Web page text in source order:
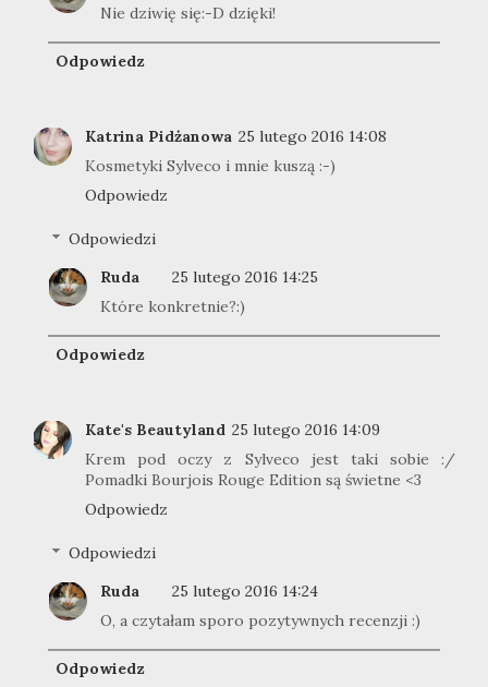
Nie dziwię się:-D dzięki!
Odpowiedz
Katrina Pidżanowa 25 lutego 2016 14:08
Kosmetyki Sylveco i mnie kuszą :-)
Odpowiedz
Odpowiedzi
Ruda
25 lutego 2016 14:25
Które konkretnie?:)
Odpowiedz
Kate's Beautyland 25 lutego 2016 14:09
Krem pod oczy z Sylveco jest taki sobie :/
Pomadki Bourjois Rouge Edition są świetne <3
Odpowiedz
Odpowiedzi
Ruda
25 lutego 2016 14:24
O, a czytałam sporo pozytywnych recenzji :)
Odpowiedz